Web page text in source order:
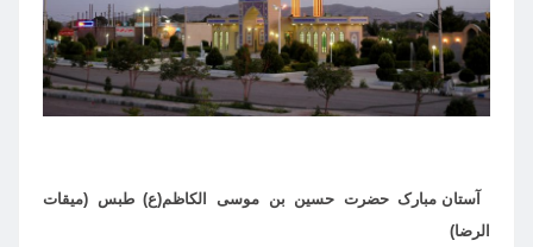
آستان مبارک حضرت حسین بن موسی الکاظم(ع) طبس (میقات
الرضا)